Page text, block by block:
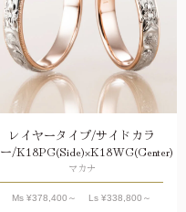
レイヤータイプ/サイドカラ
ー/K18PG(Side)×K18WG(Center)
マカナ
Ms ¥378,400 ～ Ls ¥338,800 ～